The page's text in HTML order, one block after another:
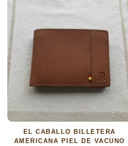
EL CABALLO BILLETERA
AMERICANA PIEL DE VACUNO